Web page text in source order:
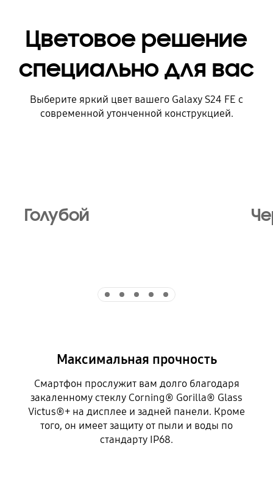
Цветовое решение
специально для вас
Выберите яркий цвет вашего Galaxy S24 FE с
современной утонченной конструкцией.
Голубой
Максимальная прочность
Смартфон прослужит вам долго благодаря
закаленному стеклу Corning® Gorilla® Glass
Victus®+ на дисплее и задней панели. Кроме
того, он имеет защиту от пыли и воды по
стандарту IP68.